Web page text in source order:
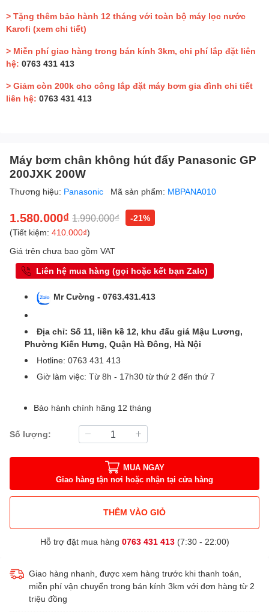
> Tặng thêm bảo hành 12 tháng với toàn bộ máy lọc nước
Karofi (xem chi tiết)
> Miễn phí giao hàng trong bán kính 3km, chi phí lắp đặt liên
hệ: 0763 431 413
> Giảm còn 200k cho công lắp đặt máy bơm gia đình chi tiết
liên hệ: 0763 431 413
Máy bơm chân không hút đẩy Panasonic GP
200JXK 200W
Thương hiệu: Panasonic Mã sản phẩm: MBPANA010
1.580.000₫ 1.990.000₫
-21%
(Tiết kiệm: 410.000₫)
Giá trên chưa bao gồm VAT
Liên hệ mua hàng (gọi hoặc kết bạn Zalo)
Mr Cường - 0763.431.413
Địa chỉ: Số 11, liền kề 12, khu đấu giá Mậu Lương,
Phường Kiến Hưng, Quận Hà Đông, Hà Nội
Hotline: 0763 431 413
Giờ làm việc: Từ 8h - 17h30 từ thứ 2 đến thứ 7
Bảo hành chính hãng 12 tháng
Số lượng:
MUA NGAY
Giao hàng tận nơi hoặc nhận tại cửa hàng
THÊM VÀO GIỎ
Hỗ trợ đặt mua hàng 0763 431 413(7:30 - 22:00)
Giao hàng nhanh, được xem hàng trước khi thanh toán,
miễn phí vận chuyển trong bán kính 3km với đơn hàng từ 2
triệu đồng